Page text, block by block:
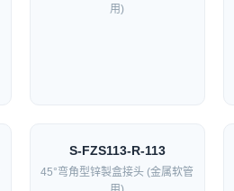
用)
S-FZS113-R-113
45°弯角型锌製盒接头 (金属软管